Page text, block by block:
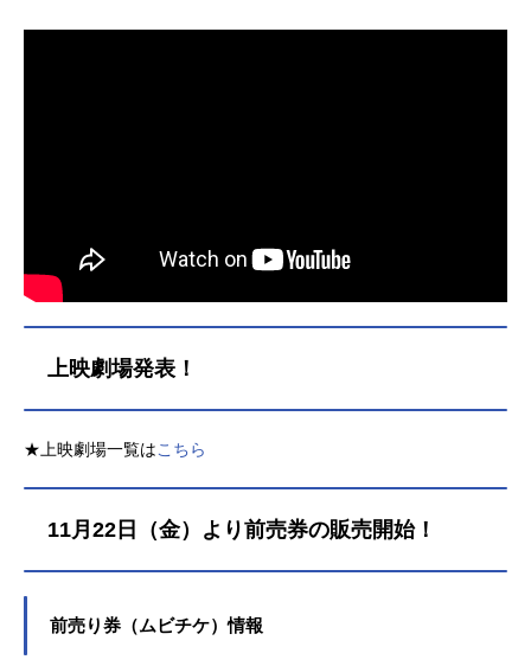
上映劇場発表！
★上映劇場一覧はこちら
11月22日（金）より前売券の販売開始！
前売り券（ムビチケ）情報